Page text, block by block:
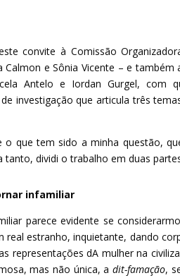
convite à Comissão
Calmon e Sônia Vicente – e
Antelo e Iordan Gurgel, com
investigação que articula três
o que tem sido a minha questão,
dividi o trabalho em duas
infamiliar
parece evidente se
real estranho, inquietante, dando
representações dA mulher na
mas não única, adit-famação,